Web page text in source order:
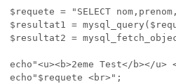
$requete = "SELECT
$resultat1 =
$resultat2 =
echo"<u><b>2eme Test</b></u>
echo"$requete <br>";